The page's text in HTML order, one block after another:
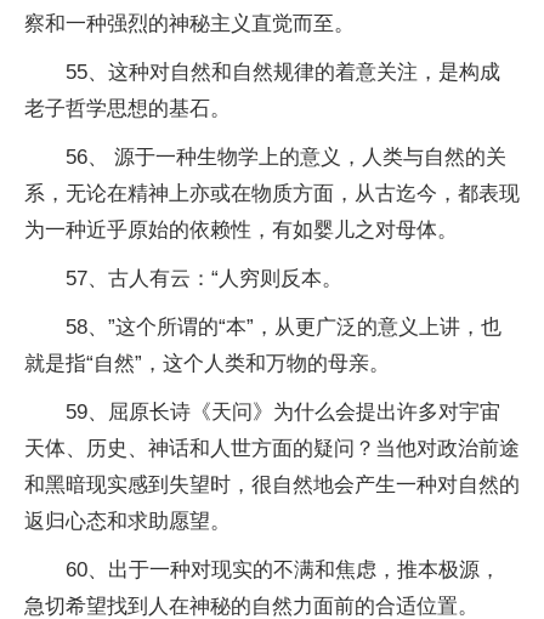
察和一种强烈的神秘主义直觉而至。
55、这种对自然和自然规律的着意关注，是构成
老子哲学思想的基石。
56、 源于一种生物学上的意义，人类与自然的关
系，无论在精神上亦或在物质方面，从古迄今，都表现
为一种近乎原始的依赖性，有如婴儿之对母体。
57、古人有云：“人穷则反本。
58、”这个所谓的“本”，从更广泛的意义上讲，也
就是指“自然”，这个人类和万物的母亲。
59、屈原长诗《天问》为什么会提出许多对宇宙
天体、历史、神话和人世方面的疑问？当他对政治前途
和黑暗现实感到失望时，很自然地会产生一种对自然的
返归心态和求助愿望。
60、出于一种对现实的不满和焦虑，推本极源，
急切希望找到人在神秘的自然力面前的合适位置。